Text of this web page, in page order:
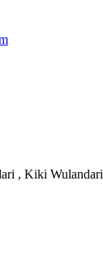
, Kiki Wulandari